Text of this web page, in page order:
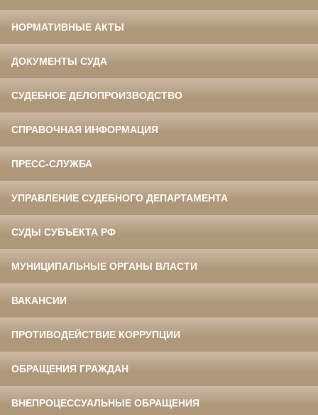
НОРМАТИВНЫЕ АКТЫ
ДОКУМЕНТЫ СУДА
СУДЕБНОЕ ДЕЛОПРОИЗВОДСТВО
СПРАВОЧНАЯ ИНФОРМАЦИЯ
ПРЕСС-СЛУЖБА
УПРАВЛЕНИЕ СУДЕБНОГО ДЕПАРТАМЕНТА
СУДЫ СУБЪЕКТА РФ
МУНИЦИПАЛЬНЫЕ ОРГАНЫ ВЛАСТИ
ВАКАНСИИ
ПРОТИВОДЕЙСТВИЕ КОРРУПЦИИ
ОБРАЩЕНИЯ ГРАЖДАН
ВНЕПРОЦЕССУАЛЬНЫЕ ОБРАЩЕНИЯ